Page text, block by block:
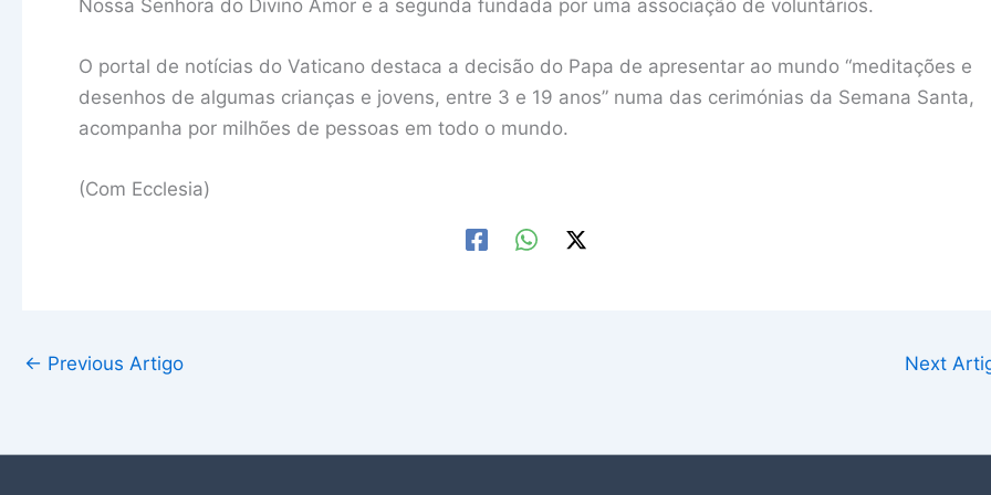
Nossa Senhora do Divino Amor e a segunda fundada por uma associação de voluntários.
O portal de notícias do Vaticano destaca a decisão do Papa de apresentar ao mundo “meditações e
desenhos de algumas crianças e jovens, entre 3 e 19 anos” numa das cerimónias da Semana Santa,
acompanha por milhões de pessoas em todo o mundo.
(Com Ecclesia)
← Previous Artigo Next